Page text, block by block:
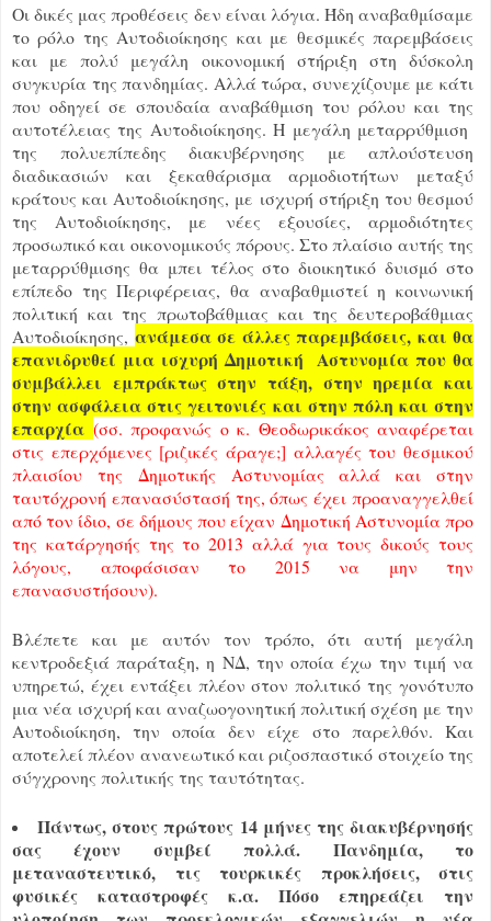
Οι δικές μας προθέσεις δεν είναι λόγια. Ήδη αναβαθμίσαμε
το ρόλο της Αυτοδιοίκησης και με θεσμικές παρεμβάσεις
και με πολύ μεγάλη οικονομική στήριξη στη δύσκολη
συγκυρία της πανδημίας. Αλλά τώρα, συνεχίζουμε με κάτι
που οδηγεί σε σπουδαία αναβάθμιση του ρόλου και της
αυτοτέλειας της Αυτοδιοίκησης. Η μεγάλη μεταρρύθμιση
της πολυεπίπεδης διακυβέρνησης με απλούστευση
διαδικασιών και ξεκαθάρισμα αρμοδιοτήτων μεταξύ
κράτους και Αυτοδιοίκησης, με ισχυρή στήριξη του θεσμού
της Αυτοδιοίκησης, με νέες εξουσίες, αρμοδιότητες
προσωπικό και οικονομικούς πόρους. Στο πλαίσιο αυτής της
μεταρρύθμισης θα μπει τέλος στο διοικητικό δυισμό στο
επίπεδο της Περιφέρειας, θα αναβαθμιστεί η κοινωνική
πολιτική και της πρωτοβάθμιας και της δευτεροβάθμιας
Αυτοδιοίκησης, ανάμεσα σε άλλες παρεμβάσεις, και θα
επανιδρυθεί μια ισχυρή Δημοτική Αστυνομία που θα
συμβάλλει εμπράκτως στην τάξη, στην ηρεμία και
στην ασφάλεια στις γειτονιές και στην πόλη και στην
επαρχία (σσ. προφανώς ο κ. Θεοδωρικάκος αναφέρεται
στις επερχόμενες [ριζικές άραγε;] αλλαγές του θεσμικού
πλαισίου της Δημοτικής Αστυνομίας αλλά και στην
ταυτόχρονή επανασύστασή της, όπως έχει προαναγγελθεί
από τον ίδιο, σε δήμους που είχαν Δημοτική Αστυνομία προ
της κατάργησής της το 2013 αλλά για τους δικούς τους
λόγους, αποφάσισαν το 2015 να μην την
επανασυστήσουν).
Βλέπετε και με αυτόν τον τρόπο, ότι αυτή μεγάλη
κεντροδεξιά παράταξη, η ΝΔ, την οποία έχω την τιμή να
υπηρετώ, έχει εντάξει πλέον στον πολιτικό της γονότυπο
μια νέα ισχυρή και αναζωογονητική πολιτική σχέση με την
Αυτοδιοίκηση, την οποία δεν είχε στο παρελθόν. Και
αποτελεί πλέον ανανεωτικό και ριζοσπαστικό στοιχείο της
σύγχρονης πολιτικής της ταυτότητας.
Πάντως, στους πρώτους 14 μήνες της διακυβέρνησής
σας έχουν συμβεί πολλά. Πανδημία, το
μεταναστευτικό, τις τουρκικές προκλήσεις, στις
φυσικές καταστροφές κ.α. Πόσο επηρεάζει την